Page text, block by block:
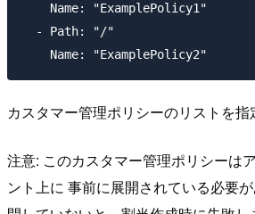
    Name: "ExamplePolicy1"
  - Path: "/"
カスタマー管理ポリシーのリストを指
注意: このカスタマー管理ポリシーは
ント上に 事前に展開されている必要